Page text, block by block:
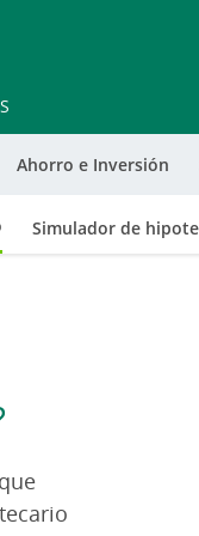
Simulador de
Ahorro e Inversión